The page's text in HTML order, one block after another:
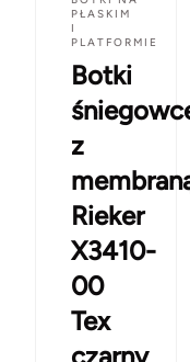
PŁASKIM
I
PLATFORMIE
Botki
z
Rieker
X3410-
00
Tex